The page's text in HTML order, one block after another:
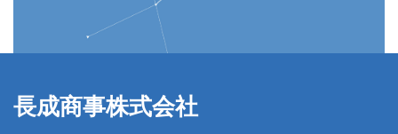
長成商事株式会社